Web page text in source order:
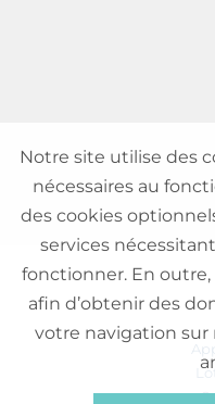
Notre site utilise des
nécessaires au
des cookies
services
fonctionner. En
afin d’obtenir des
votre navigation sur